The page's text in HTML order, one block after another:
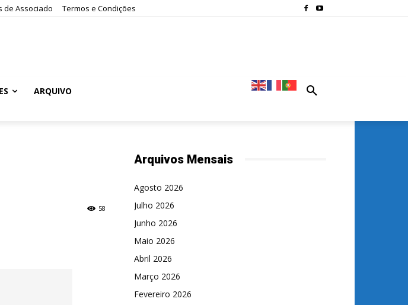
de Associado Termos e Condições
ARQUIVO
58
Arquivos Mensais
Agosto 2026
Julho 2026
Junho 2026
Maio 2026
Abril 2026
Março 2026
Fevereiro 2026